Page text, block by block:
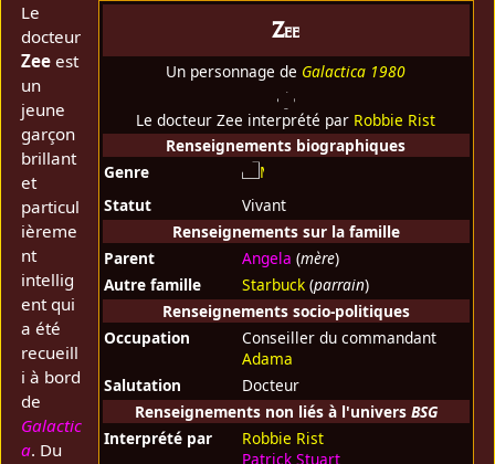
Zee
Un personnage de Galactica 1980
Le docteur Zee interprété par Robbie Rist
Renseignements biographiques
Genre
Statut
Vivant
Renseignements sur la famille
Parent
Angela (mère)
Autre famille
Starbuck(parrain)
Renseignements socio-politiques
Occupation
Conseiller du commandant
Adama
Salutation
Docteur
Renseignements non liés à l'univers BSG
Interprété par
Robbie Rist
Patrick Stuart
Le
docteur
Zee est
un
jeune
garçon
brillant
et
particul
ièreme
nt
intellig
ent qui
a été
recueill
i à bord
de
Galactic
a. Du